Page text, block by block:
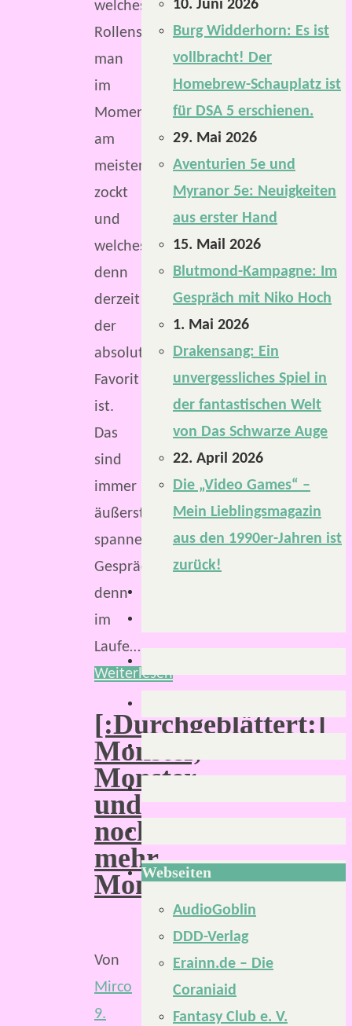
welches
Rollenspielsystem
man
im
Moment
am
meisten
zockt
und
welches
denn
derzeit
der
absolute
Favorit
ist.
Das
sind
immer
äußerst
spannende
Gespräche,
denn
im
Laufe…
Weiterlesen
[:Durchgeblättert:]
Monster,
Monster
und
noch
mehr
Monster!
Von
Mirco
9.
10. Juni 2026
Burg Widderhorn: Es ist
vollbracht! Der
Homebrew-Schauplatz ist
für DSA 5 erschienen.
29. Mai 2026
Aventurien 5e und
Myranor 5e: Neuigkeiten
aus erster Hand
15. Mail 2026
Blutmond-Kampagne: Im
Gespräch mit Niko Hoch
1. Mai 2026
Drakensang: Ein
unvergessliches Spiel in
der fantastischen Welt
von Das Schwarze Auge
22. April 2026
Die „Video Games“ –
Mein Lieblingsmagazin
aus den 1990er-Jahren ist
zurück!
Webseiten
AudioGoblin
DDD-Verlag
Erainn.de – Die
Coraniaid
Fantasy Club e. V.